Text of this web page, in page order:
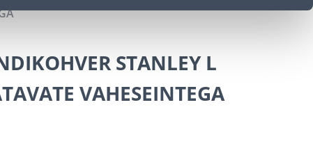
STANLEY L
VAHESEINTEGA